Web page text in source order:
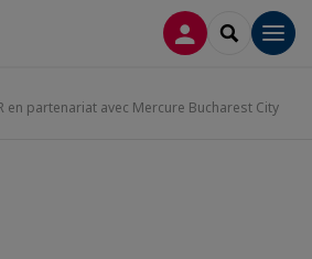
CONNEXION
en partenariat avec Mercure Bucharest City